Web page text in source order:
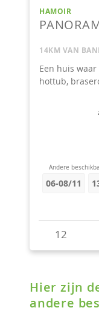
Hier zijn
andere